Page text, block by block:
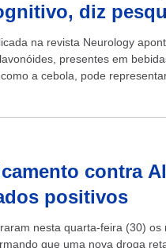
diz
na revista Neurology
presentes em
a cebola, pode
contra
positivos
nesta quarta-feira (30) os
que uma nova droga